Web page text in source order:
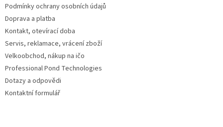
Podmínky ochrany osobních údajů
Doprava a platba
Kontakt, otevírací doba
Servis, reklamace, vrácení zboží
Velkoobchod, nákup na ičo
Professional Pond Technologies
Dotazy a odpovědi
Kontaktní formulář